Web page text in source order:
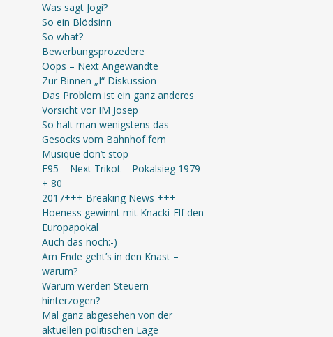
Was sagt Jogi?
So ein Blödsinn
So what?
Bewerbungsprozedere
Oops – Next Angewandte
Zur Binnen „I“ Diskussion
Das Problem ist ein ganz anderes
Vorsicht vor IM Josep
So hält man wenigstens das
Gesocks vom Bahnhof fern
Musique don’t stop
F95 – Next Trikot – Pokalsieg 1979
+ 80
2017+++ Breaking News +++
Hoeness gewinnt mit Knacki-Elf den
Europapokal
Auch das noch:-)
Am Ende geht’s in den Knast –
warum?
Warum werden Steuern
hinterzogen?
Mal ganz abgesehen von der
aktuellen politischen Lage